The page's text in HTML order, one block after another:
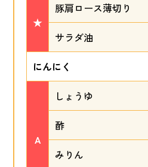
★
豚肩ロース薄切り
サラダ油
にんにく
A
しょうゆ
酢
みりん